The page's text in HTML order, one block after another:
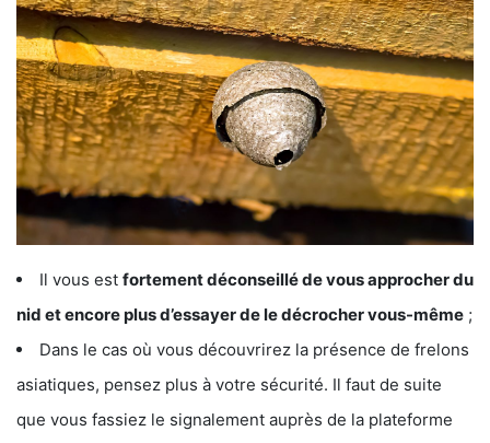
Il vous est fortement déconseillé de vous approcher du
nid et encore plus d’essayer de le décrocher vous-même ;
Dans le cas où vous découvrirez la présence de frelons
asiatiques, pensez plus à votre sécurité. Il faut de suite
que vous fassiez le signalement auprès de la plateforme